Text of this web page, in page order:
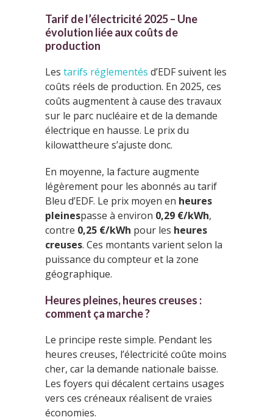
Tarif de l’électricité 2025 – Une
évolution liée aux coûts de
production
Les tarifs réglementés d’EDF suivent les
coûts réels de production. En 2025, ces
coûts augmentent à cause des travaux
sur le parc nucléaire et de la demande
électrique en hausse. Le prix du
kilowattheure s’ajuste donc.
En moyenne, la facture augmente
légèrement pour les abonnés au tarif
Bleu d’EDF. Le prix moyen en heures
pleinespasse à environ 0,29 €/kWh,
contre 0,25 €/kWh pour les heures
creuses. Ces montants varient selon la
puissance du compteur et la zone
géographique.
Heures pleines, heures creuses :
comment ça marche ?
Le principe reste simple. Pendant les
heures creuses, l’électricité coûte moins
cher, car la demande nationale baisse.
Les foyers qui décalent certains usages
vers ces créneaux réalisent de vraies
économies.